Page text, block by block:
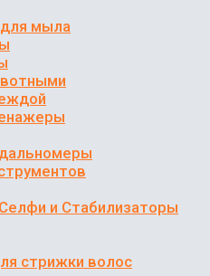
мыла
и Стабилизаторы
стрижки волос